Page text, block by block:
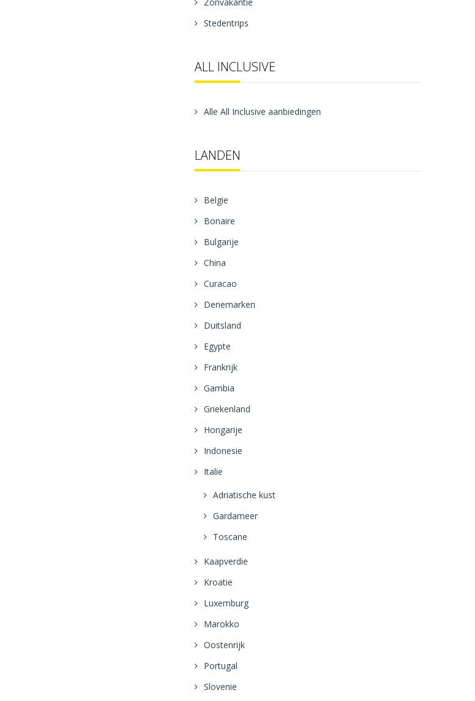
Stedentrips
ALL INCLUSIVE
Alle All Inclusive aanbiedingen
LANDEN
Belgie
Bonaire
Bulgarije
China
Curacao
Denemarken
Duitsland
Egypte
Frankrijk
Gambia
Griekenland
Hongarije
Indonesie
Italie
Adriatische kust
Gardameer
Toscane
Kaapverdie
Kroatie
Luxemburg
Marokko
Oostenrijk
Portugal
Slovenie